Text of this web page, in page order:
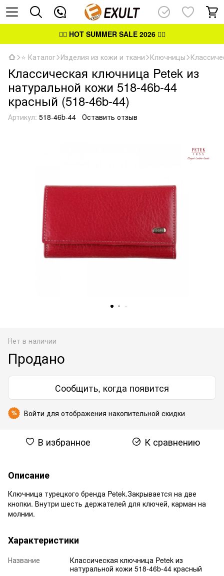
👉🏻 HOT SUMMER SALE 2026👈🏻
⭐ Каталог Изделия из кожи и ткани Ключницы
Классическая ключница Petek из
натуральной кожи 518-46b-44
красный (518-46b-44)
Артикул: 518-46b-44 Оставить отзыв
Нет в наличии
Продано
Сообщить, когда появится
% Войти для отображения накопительной скидки
В избранное К сравнению
Описание
Ключница турецкого бренда Petek.Закрывается на две
кнопки. Внутри шесть держателей для ключей, карман на
молнии.
Характеристики
Название
Классическая ключница Petek из
натуральной кожи 518-46b-44 красный